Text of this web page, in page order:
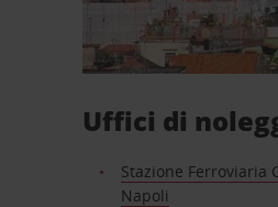
Uffici di
Stazione Ferroviaria
Napoli